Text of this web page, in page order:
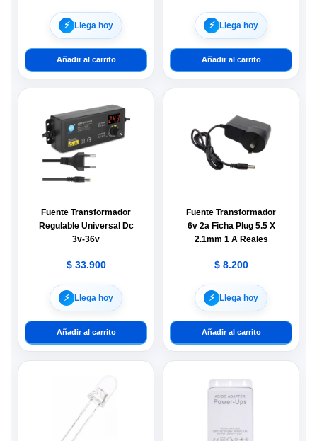
⚡︎ Llega hoy
Añadir al carrito
⚡︎ Llega hoy
Añadir al carrito
Fuente Transformador
Regulable Universal Dc
3v-36v
$33.900
⚡︎ Llega hoy
Añadir al carrito
Fuente Transformador
6v 2a Ficha Plug 5.5 X
2.1mm 1 A Reales
$8.200
⚡︎ Llega hoy
Añadir al carrito